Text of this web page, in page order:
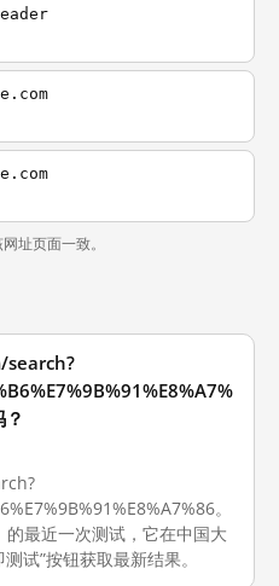
址页面一致。
。
最近一次测试，它在中国大
试”按钮获取最新结果。